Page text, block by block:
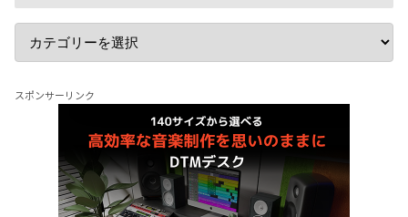
スポンサーリンク